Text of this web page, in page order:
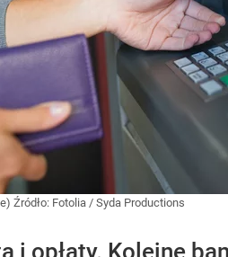
Źródło: Fotolia / Syda Productions
i opłaty. Kolejne